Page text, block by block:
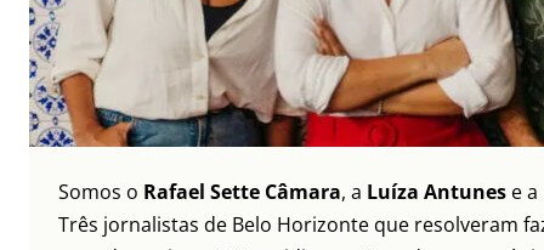
Somos o Rafael Sette Câmara, a Luíza Antunes e a
Três jornalistas de Belo Horizonte que resolveram